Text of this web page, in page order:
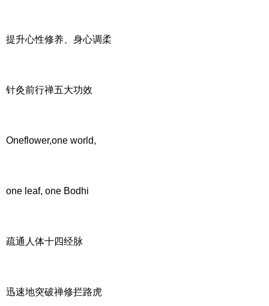
提升心性修养、身心调柔
针灸前行禅五大功效
Oneflower,one world,
one leaf, one Bodhi
疏通人体十四经脉
迅速地突破禅修拦路虎